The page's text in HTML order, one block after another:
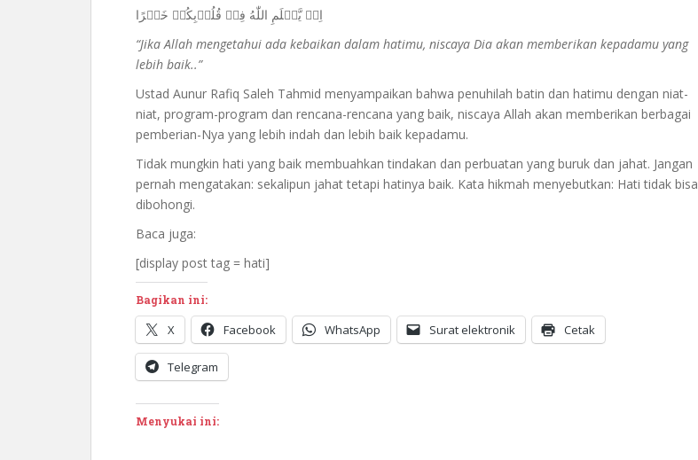
اِنۡ يَّعۡلَمِ اللّٰهُ فِىۡ قُلُوۡبِكُمۡ خَيۡرًا
“Jika Allah mengetahui ada kebaikan dalam hatimu, niscaya Dia akan memberikan kepadamu yang
lebih baik..”
Ustad Aunur Rafiq Saleh Tahmid menyampaikan bahwa penuhilah batin dan hatimu dengan niat-
niat, program-program dan rencana-rencana yang baik, niscaya Allah akan memberikan berbagai
pemberian-Nya yang lebih indah dan lebih baik kepadamu.
Tidak mungkin hati yang baik membuahkan tindakan dan perbuatan yang buruk dan jahat. Jangan
pernah mengatakan: sekalipun jahat tetapi hatinya baik. Kata hikmah menyebutkan: Hati tidak bisa
dibohongi.
Baca juga:
[display post tag = hati]
Bagikan ini:
X Facebook WhatsApp Surat elektronik Cetak
Telegram
Menyukai ini: